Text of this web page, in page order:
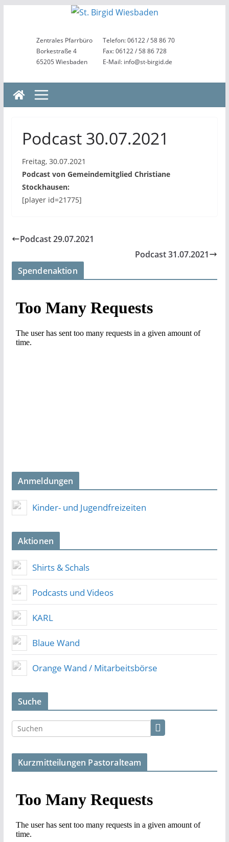
springenZentrales Pfarrbüro
Borkestraße 4
65205 Wiesbaden
Telefon: 06122 / 58 86 70
Fax: 06122 / 58 86 728
E-Mail: info@st-birgid.de
Podcast 30.07.2021
Freitag, 30.07.2021
Podcast von Gemeindemitglied Christiane
Stockhausen:
[player id=21775]
Podcast 29.07.2021
Podcast 31.07.2021
Spendenaktion
Anmeldungen
Kinder- und Jugendfreizeiten
Aktionen
Shirts & Schals
Podcasts und Videos
KARL
Blaue Wand
Orange Wand / Mitarbeitsbörse
Suche
Kurzmitteilungen Pastoralteam